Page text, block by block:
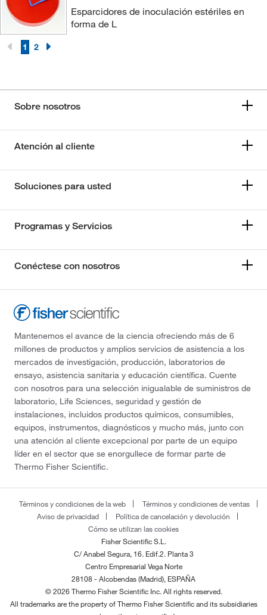
Esparcidores de inoculación estériles en
forma de L
1 2
Sobre nosotros
Atención al cliente
Soluciones para usted
Programas y Servicios
Conéctese con nosotros
Mantenemos el avance de la ciencia ofreciendo más de 6
millones de productos y amplios servicios de asistencia a los
mercados de investigación, producción, laboratorios de
ensayo, asistencia sanitaria y educación científica. Cuente
con nosotros para una selección inigualable de suministros de
laboratorio, Life Sciences, seguridad y gestión de
instalaciones, incluidos productos químicos, consumibles,
equipos, instrumentos, diagnósticos y mucho más, junto con
una atención al cliente excepcional por parte de un equipo
líder en el sector que se enorgullece de formar parte de
Thermo Fisher Scientific.
Términos y condiciones de la web
Términos y condiciones de ventas
Aviso de privacidad
Política de cancelación y devolución
Cómo se utilizan las cookies
Fisher Scientific S.L.
C/ Anabel Segura, 16. Edif.2. Planta 3
Centro Empresarial Vega Norte
28108 - Alcobendas (Madrid), ESPAÑA
© 2026 Thermo Fisher Scientific Inc. All rights reserved.
All trademarks are the property of Thermo Fisher Scientific and its subsidiaries